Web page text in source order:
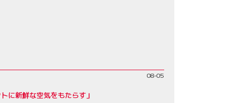
08-05
に新鮮な空気をもたらす」